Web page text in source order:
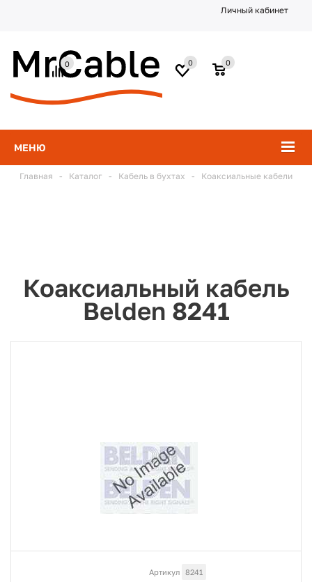
Личный кабинет
МЕНЮ
0
0
0
Главная - Каталог - Кабель в бухтах - Коаксиальные кабели
Коаксиальный кабель
Belden 8241
Артикул 8241